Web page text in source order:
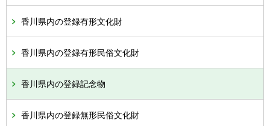
香川県内の登録有形文化財
香川県内の登録有形民俗文化財
香川県内の登録記念物
香川県内の登録無形民俗文化財